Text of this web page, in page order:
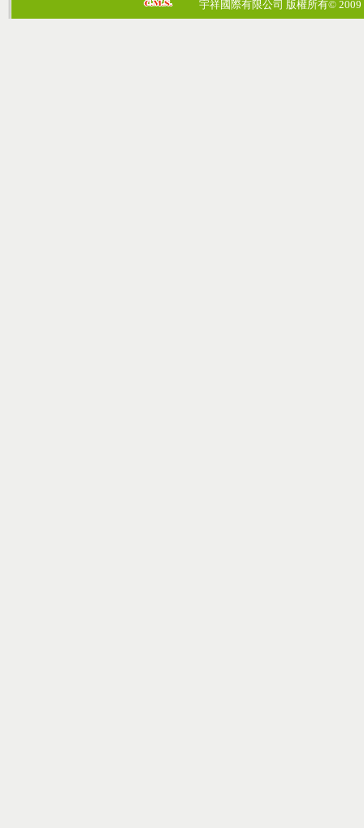
宇祥國際有限公司 版權所有© 2009